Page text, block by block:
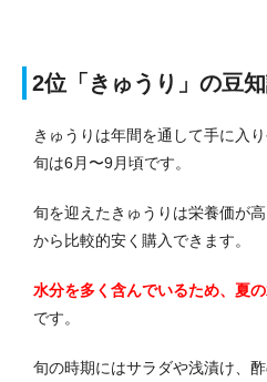
2位「きゅうり」の豆
きゅうりは年間を通して手に入
旬は6月〜9月頃です。
旬を迎えたきゅうりは栄養価が
から比較的安く購入できます。
水分を多く含んでいるため、夏
です。
旬の時期にはサラダや浅漬け、